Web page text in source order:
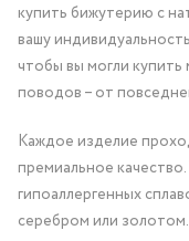
купить бижутерию с
вашу
чтобы вы могли
поводов – от
Каждое изделие
премиальное
гипоаллергенных
серебром или